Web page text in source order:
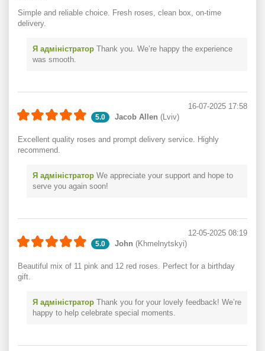
Simple and reliable choice. Fresh roses, clean box, on-time
delivery.
Я адміністратор Thank you. We’re happy the experience
was smooth.
5.0 Jacob Allen (Lviv)
16-07-2025 17:58
Excellent quality roses and prompt delivery service. Highly
recommend.
Я адміністратор We appreciate your support and hope to
serve you again soon!
5.0 John (Khmelnytskyi)
12-05-2025 08:19
Beautiful mix of 11 pink and 12 red roses. Perfect for a birthday
gift.
Я адміністратор Thank you for your lovely feedback! We’re
happy to help celebrate special moments.